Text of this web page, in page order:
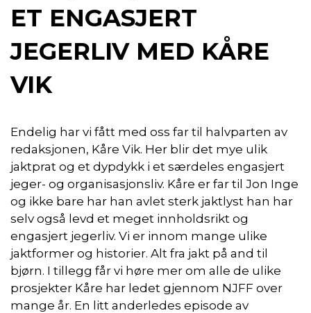
ET ENGASJERT
JEGERLIV MED KÅRE
VIK
Endelig har vi fått med oss far til halvparten av
redaksjonen, Kåre Vik. Her blir det mye ulik
jaktprat og et dypdykk i et særdeles engasjert
jeger- og organisasjonsliv. Kåre er far til Jon Inge
og ikke bare har han avlet sterk jaktlyst han har
selv også levd et meget innholdsrikt og
engasjert jegerliv. Vi er innom mange ulike
jaktformer og historier. Alt fra jakt på and til
bjørn. I tillegg får vi høre mer om alle de ulike
prosjekter Kåre har ledet gjennom NJFF over
mange år. En litt anderledes episode av